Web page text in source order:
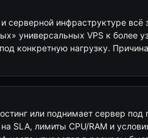
серверной инфраструктуре всё
универсальных VPS к более
конкретную нагрузку.
или поднимает сервер под
SLA, лимиты CPU/RAM и